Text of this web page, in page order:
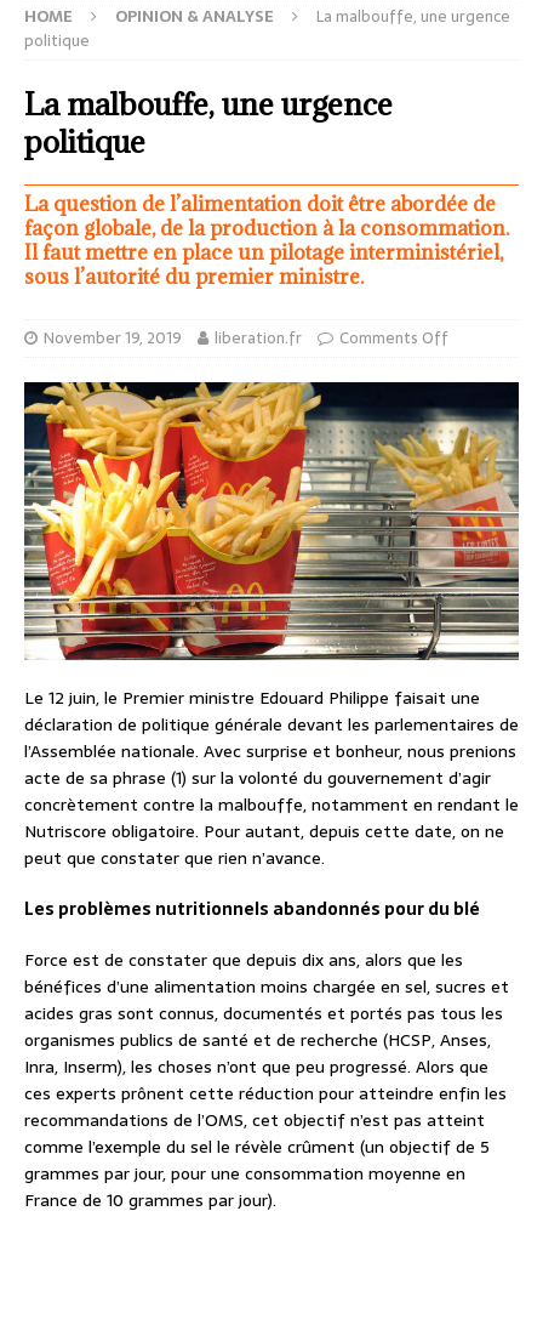
HOME OPINION & ANALYSE
La malbouffe, une urgence
politique
La malbouffe, une urgence
politique
La question de l’alimentation doit être abordée de
façon globale, de la production à la consommation.
Il faut mettre en place un pilotage interministériel,
sous l’autorité du premier ministre.
November 19, 2019 liberation.fr Comments Off
Le 12 juin, le Premier ministre Edouard Philippe faisait une
déclaration de politique générale devant les parlementaires de
l’Assemblée nationale. Avec surprise et bonheur, nous prenions
acte de sa phrase (1) sur la volonté du gouvernement d’agir
concrètement contre la malbouffe, notamment en rendant le
Nutriscore obligatoire. Pour autant, depuis cette date, on ne
peut que constater que rien n’avance.
Les problèmes nutritionnels abandonnés pour du blé
Force est de constater que depuis dix ans, alors que les
bénéfices d’une alimentation moins chargée en sel, sucres et
acides gras sont connus, documentés et portés pas tous les
organismes publics de santé et de recherche (HCSP, Anses,
Inra, Inserm), les choses n’ont que peu progressé. Alors que
ces experts prônent cette réduction pour atteindre enfin les
recommandations de l’OMS, cet objectif n’est pas atteint
comme l’exemple du sel le révèle crûment (un objectif de 5
grammes par jour, pour une consommation moyenne en
France de 10 grammes par jour).